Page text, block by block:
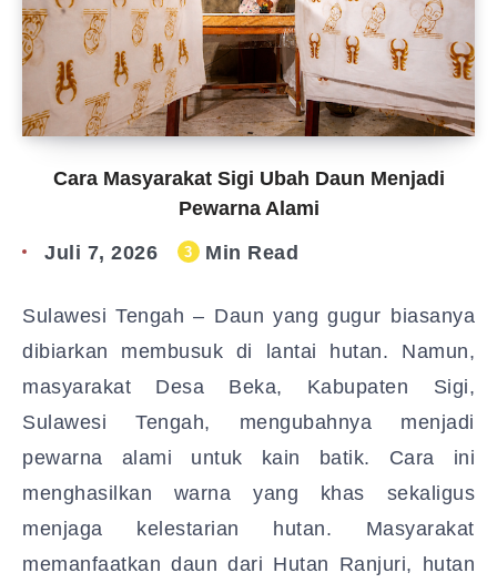
Cara Masyarakat Sigi Ubah Daun Menjadi
Pewarna Alami
Juli 7, 2026 3 Min Read
Sulawesi Tengah – Daun yang gugur biasanya
dibiarkan membusuk di lantai hutan. Namun,
masyarakat Desa Beka, Kabupaten Sigi,
Sulawesi Tengah, mengubahnya menjadi
pewarna alami untuk kain batik. Cara ini
menghasilkan warna yang khas sekaligus
menjaga kelestarian hutan. Masyarakat
memanfaatkan daun dari Hutan Ranjuri, hutan